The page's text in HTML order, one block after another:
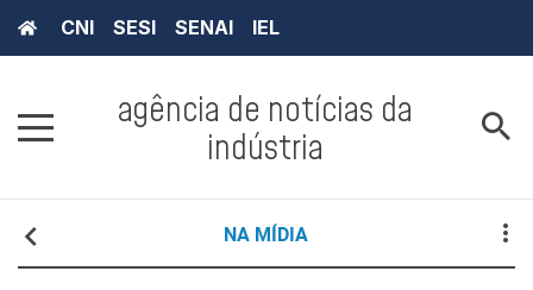
CNI SESI SENAI IEL
agência de notícias da
indústria
NA MÍDIA